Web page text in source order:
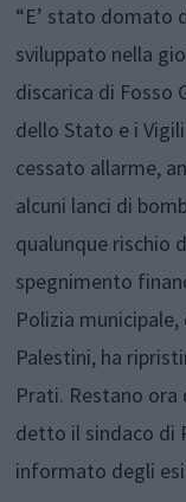
“E’ stato domato
sviluppato nella
discarica di Fosso
dello Stato e i
cessato allarme,
alcuni lanci di
qualunque rischio
spegnimento
Polizia
Palestini, ha
Prati. Restano ora
detto il sindaco di
informato degli